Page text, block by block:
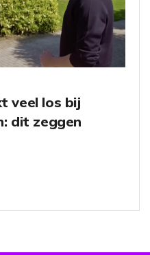
veel los bij
dit zeggen